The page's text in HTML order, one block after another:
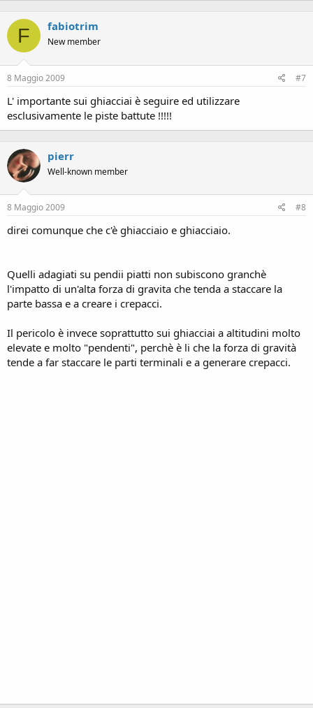
F fabiotrim
New member
8 Maggio 2009 #7
L' importante sui ghiacciai è seguire ed utilizzare
esclusivamente le piste battute !!!!!
pierr
Well-known member
8 Maggio 2009 #8
direi comunque che c'è ghiacciaio e ghiacciaio.
Quelli adagiati su pendii piatti non subiscono granchè
l'impatto di un'alta forza di gravita che tenda a staccare la
parte bassa e a creare i crepacci.
Il pericolo è invece soprattutto sui ghiacciai a altitudini molto
elevate e molto "pendenti", perchè è li che la forza di gravità
tende a far staccare le parti terminali e a generare crepacci.